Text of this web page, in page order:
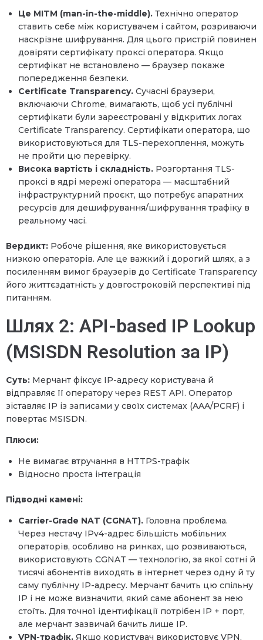
Це MITM (man-in-the-middle). Технічно оператор
ставить себе між користувачем і сайтом, розриваючи
наскрізне шифрування. Для цього пристрій повинен
довіряти сертифікату проксі оператора. Якщо
сертифікат не встановлено — браузер покаже
попередження безпеки.
Certificate Transparency. Сучасні браузери,
включаючи Chrome, вимагають, щоб усі публічні
сертифікати були зареєстровані у відкритих логах
Certificate Transparency. Сертифікати оператора, що
використовуються для TLS-перехоплення, можуть
не пройти цю перевірку.
Висока вартість і складність. Розгортання TLS-
проксі в ядрі мережі оператора — масштабний
інфраструктурний проєкт, що потребує апаратних
ресурсів для дешифрування/шифрування трафіку в
реальному часі.
Вердикт: Робоче рішення, яке використовується
низкою операторів. Але це важкий і дорогий шлях, а з
посиленням вимог браузерів до Certificate Transparency
його життєздатність у довгостроковій перспективі під
питанням.
Шлях 2: API-based IP Lookup
(MSISDN Resolution за IP)
Суть: Мерчант фіксує IP-адресу користувача й
відправляє її оператору через REST API. Оператор
зіставляє IP із записами у своїх системах (AAA/PCRF) і
повертає MSISDN.
Плюси:
Не вимагає втручання в HTTPS-трафік
Відносно проста інтеграція
Підводні камені:
Carrier-Grade NAT (CGNAT). Головна проблема.
Через нестачу IPv4-адрес більшість мобільних
операторів, особливо на ринках, що розвиваються,
використовують CGNAT — технологію, за якої сотні й
тисячі абонентів виходять в інтернет через одну й ту
саму публічну IP-адресу. Мерчант бачить цю спільну
IP і не може визначити, який саме абонент за нею
стоїть. Для точної ідентифікації потрібен IP + порт,
але мерчант зазвичай бачить лише IP.
VPN-трафік. Якщо користувач використовує VPN,